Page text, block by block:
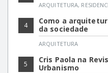
ARQUITETURA,
4
Como a
da sociedade
ARQUITETURA
5
Cris Paola na
Urbanismo